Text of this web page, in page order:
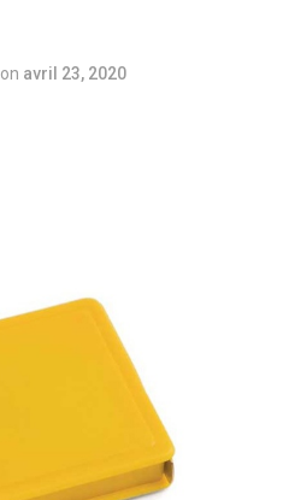
on avril 23, 2020